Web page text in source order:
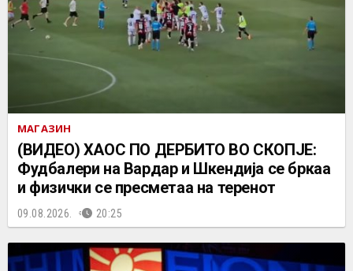
МАГАЗИН
(ВИДЕО) ХАОС ПО ДЕРБИТО ВО СКОПЈЕ:
Фудбалери на Вардар и Шкендија се бркаа
и физички се пресметаа на теренот
09.08.2026. 20:25